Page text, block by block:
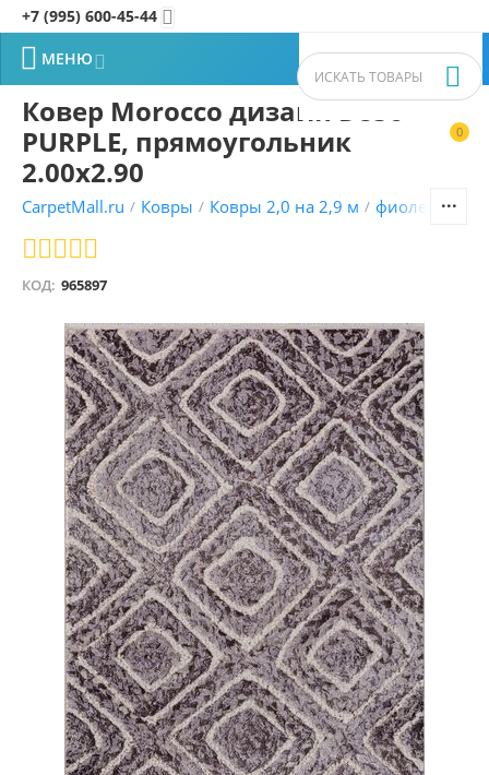
+7 (995) 600-45-44 
0


 МЕНЮ
Ковер Morocco дизайн D856
PURPLE, прямоугольник
2.00x2.90
CarpetMall.ru / Ковры / Ковры 2,0 на 2,9 м / фиолетовый
КОД: 965897